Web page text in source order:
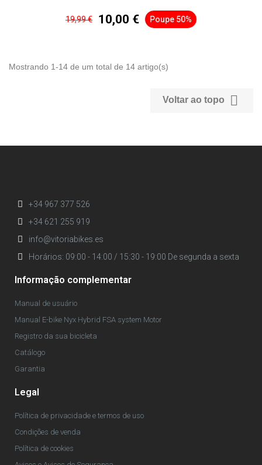
19,99 € 10,00 € Poupe 50%
Mostrando 1-14 de um total de 14 artigo(s)
Voltar ao topo 
+34 967 377 526
+34 621 255 919
info@vitoriabikes.es
Horários: 09:00 - 14:00 / 15:30 - 19:00 De segunda a sexta
Informação complementar
Manual de usuário
Manual E-bike Nyx Hybrid FSA system Motor
Registro da sua bicicleta
Catálogo
Garantia
Legal
Política de privacidade e termos de uso
Condições de venda
Política de cookies